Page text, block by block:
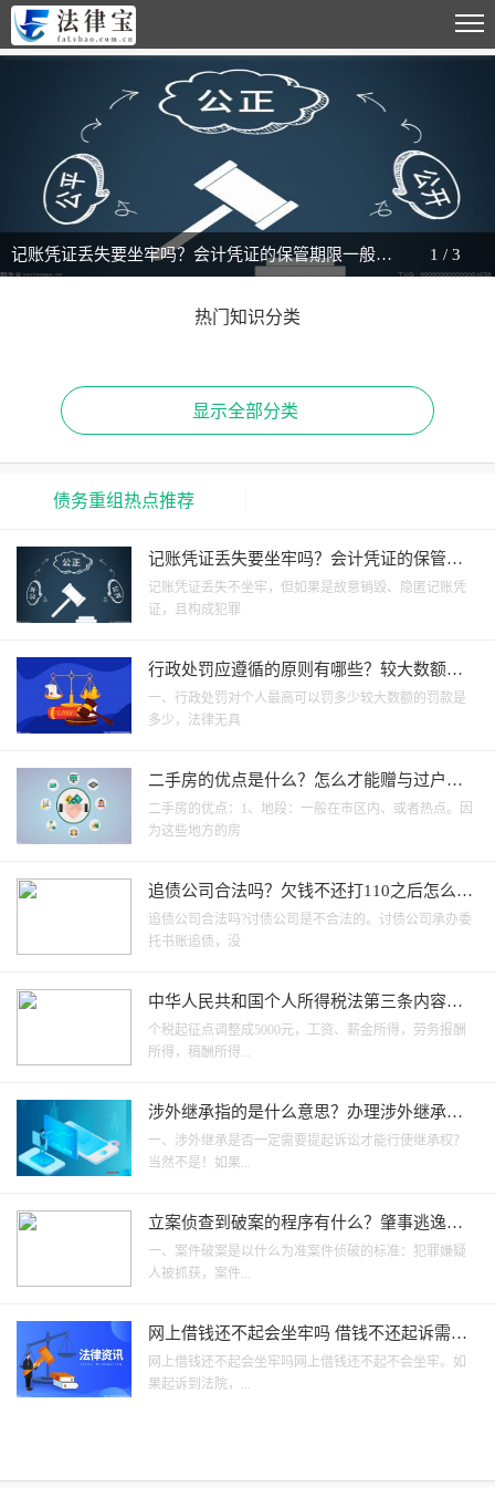
记账凭证丢失要坐牢吗？会计凭证的保管期限一般是多久？-天天微动态 1 /3
热门知识分类
显示全部分类
债务重组热点推荐
记账凭证丢失要坐牢吗？会计凭证的保管期
限一般是多久？-天天微动态
记账凭证丢失不坐牢，但如果是故意销毁、隐匿记账凭
证，且构成犯罪
行政处罚应遵循的原则有哪些？较大数额罚
款指的是什么？
一、行政处罚对个人最高可以罚多少较大数额的罚款是
多少，法律无具
二手房的优点是什么？怎么才能赠与过户和
继承过户？|热门看点
二手房的优点：1、地段：一般在市区内、或者热点。因
为这些地方的房
追债公司合法吗？欠钱不还打110之后怎么处
理？_环球视讯
追债公司合法吗?讨债公司是不合法的。讨债公司承办委
托书账追债，没
中华人民共和国个人所得税法第三条内容是
什么？个人所得税的税率是什么？
个税起征点调整成5000元，工资、薪金所得，劳务报酬
所得，稿酬所得...
涉外继承指的是什么意思？办理涉外继承公
证要注意什么？涉外继承是否一定需要提起
诉讼才能行使继承权？
一、涉外继承是否一定需要提起诉讼才能行使继承权？
当然不是！如果...
立案侦查到破案的程序有什么？肇事逃逸公
诉以什么为准？
一、案件破案是以什么为准案件侦破的标准：犯罪嫌疑
人被抓获，案件...
网上借钱还不起会坐牢吗 借钱不还起诉需要
什么材料？
网上借钱还不起会坐牢吗网上借钱还不起不会坐牢。如
果起诉到法院，...